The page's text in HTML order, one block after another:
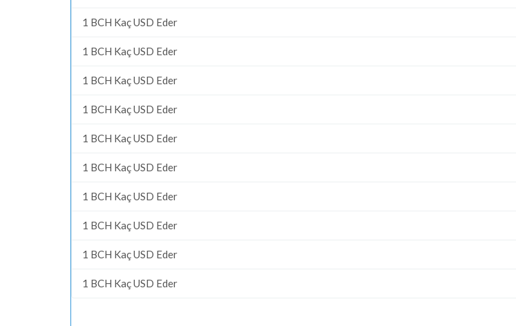
1 BCH Kaç USD Eder
1 BCH Kaç USD Eder
1 BCH Kaç USD Eder
1 BCH Kaç USD Eder
1 BCH Kaç USD Eder
1 BCH Kaç USD Eder
1 BCH Kaç USD Eder
1 BCH Kaç USD Eder
1 BCH Kaç USD Eder
1 BCH Kaç USD Eder